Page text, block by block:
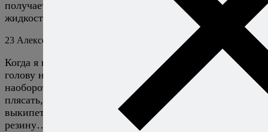
получается некоторая консистенция соуса,главное-с
жидкостью не переигрывать
23 Алексей Онегин Ответить
Когда я готовлю вонголе или, скажем, мидий, мне и в
голову не приходит добавлять воду от пасты —
наоборот, приходится вокруг кастрюльки с бубном
плясать, чтобы содержащаяся в них жидкость успела
выкипеть до того, как сами моллюски превратятся в
резину…